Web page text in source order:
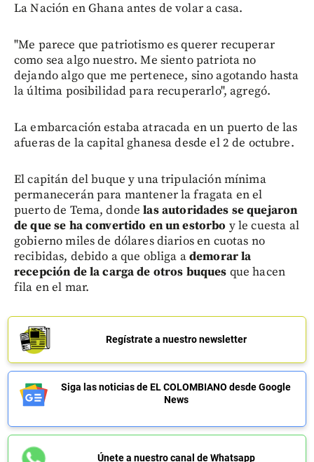
La Nación en Ghana antes de volar a casa.
"Me parece que patriotismo es querer recuperar
como sea algo nuestro. Me siento patriota no
dejando algo que me pertenece, sino agotando hasta
la última posibilidad para recuperarlo", agregó.
La embarcación estaba atracada en un puerto de las
afueras de la capital ghanesa desde el 2 de octubre.
El capitán del buque y una tripulación mínima
permanecerán para mantener la fragata en el
puerto de Tema, dondelas autoridades se quejaron
de que se ha convertido en un estorbo y le cuesta al
gobierno miles de dólares diarios en cuotas no
recibidas, debido a que obliga ademorar la
recepción de la carga de otros buques que hacen
fila en el mar.
Regístrate a nuestro newsletter
Siga las noticias de EL COLOMBIANO desde Google
News
Únete a nuestro canal de Whatsapp